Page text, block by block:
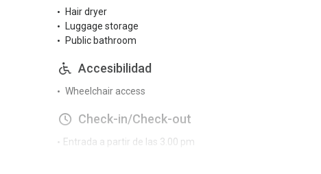
Hair dryer
Luggage storage
Public bathroom
Accesibilidad
Wheelchair access
Check-in/Check-out
Entrada a partir de las 3.00 pm